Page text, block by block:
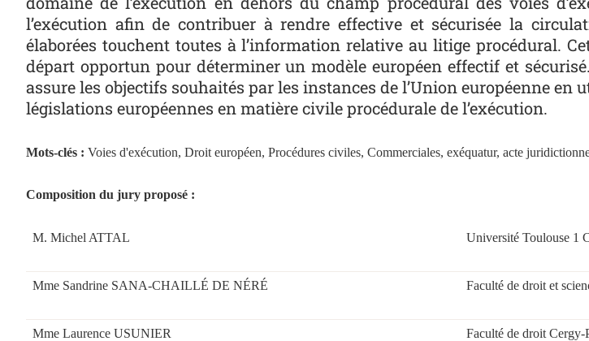
l’exécution afin de contribuer à rendre effective et sécurisée la
élaborées touchent toutes à l’information relative au litige procédural.
départ opportun pour déterminer un modèle européen effectif et
assure les objectifs souhaités par les instances de l’Union européenne
législations européennes en matière civile procédurale de l’exécution.
Mots-clés : Voies d'exécution, Droit européen, Procédures civiles, Commerciales, exéquatur, acte
Composition du jury proposé :
M. Michel ATTAL Université Toulouse 1
Mme Sandrine SANA-CHAILLÉ DE NÉRÉ Faculté de droit et
Mme Laurence USUNIER Faculté de droit Cergy-